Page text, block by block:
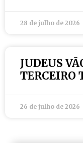
28 de julho de 2026
JUDEUS
TERCEIRO
26 de julho de 2026